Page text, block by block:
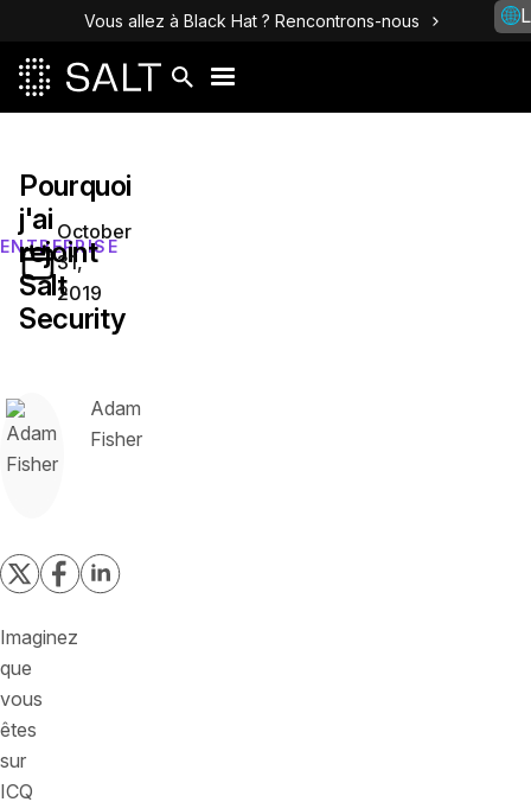
Vous allez à Black Hat ? Rencontrons-nous
ENTREPRISE
Pourquoi
j'ai
rejoint
Salt
Security
October
31,
2019
Adam
Fisher
Imaginez
que
vous
êtes
sur
ICQ